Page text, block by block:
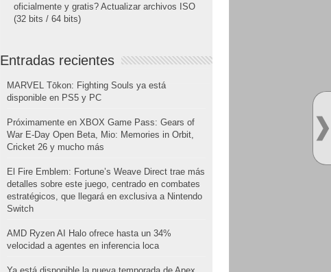
oficialmente y gratis? Actualizar archivos ISO
(32 bits / 64 bits)
Entradas recientes
MARVEL Tōkon: Fighting Souls ya está
disponible en PS5 y PC
Próximamente en XBOX Game Pass: Gears of
War E-Day Open Beta, Mio: Memories in Orbit,
Cricket 26 y mucho más
El Fire Emblem: Fortune’s Weave Direct trae más
detalles sobre este juego, centrado en combates
estratégicos, que llegará en exclusiva a Nintendo
Switch
AMD Ryzen AI Halo ofrece hasta un 34%
velocidad a agentes en inferencia loca